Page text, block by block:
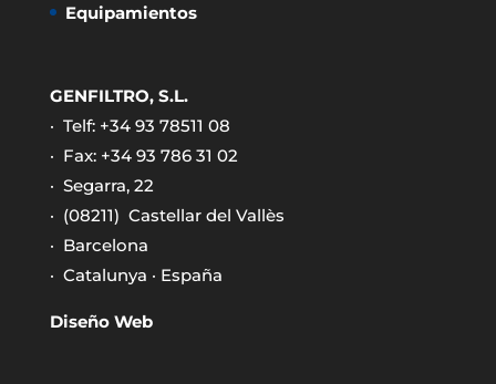
Equipamientos
GENFILTRO, S.L.
· Telf: +34 93 78511 08
· Fax: +34 93 786 31 02
· Segarra, 22
· (08211) Castellar del Vallès
· Barcelona
· Catalunya · España
Diseño Web